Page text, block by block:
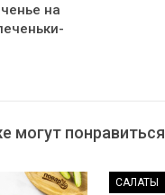
на
могут понравиться
САЛАТЫ